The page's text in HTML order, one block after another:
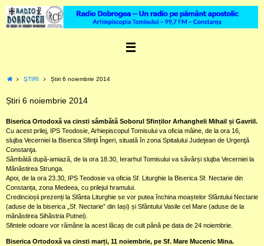
content
HomeŞTIRI Știri 6 noiembrie 2014
Știri 6 noiembrie 2014
Biserica Ortodoxă va cinsti sâmbătă Soborul Sfinților Arhangheli Mihail și Gavriil.
Cu acest prilej, IPS Teodosie, Arhiepiscopul Tomisului va oficia mâine, de la ora 16,
slujba Vecerniei la Biserica Sfinţii Îngeri, situată în zona Spitalului Judeţean de Urgenţă
Constanţa.
Sâmbătă după-amiază, de la ora 18.30, Ierarhul Tomisului va săvârși slujba Vecerniei la
Mănăstirea Strunga.
Apoi, de la ora 23.30, IPS Teodosie va oficia Sf. Liturghie la Biserica Sf. Nectarie din
Constanța, zona Medeea, cu prilejul hramului.
Credincioșii prezenți la Sfânta Liturghie se vor putea închina moaștelor Sfântului Nectarie
(aduse de la biserica „Sf. Nectarie” din Iași) și Sfântului Vasile cel Mare (aduse de la
mănăstirea Sihăstria Putnei).
Sfintele odoare vor rămâne la acest lăcaș de cult până pe data de 24 noiembrie.
Biserica Ortodoxă va cinsti marți, 11 noiembrie, pe Sf. Mare Mucenic Mina.